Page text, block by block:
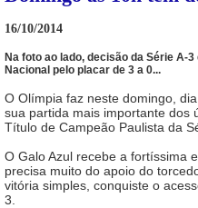
16/10/2014
Na foto ao lado, decisão da Série A-
Nacional pelo placar de 3 a 0...
O Olímpia faz neste domingo,
sua partida mais importante dos
Título de Campeão Paulista da
O Galo Azul recebe a fortíssima
precisa muito do apoio do
vitória simples, conquiste o
3.